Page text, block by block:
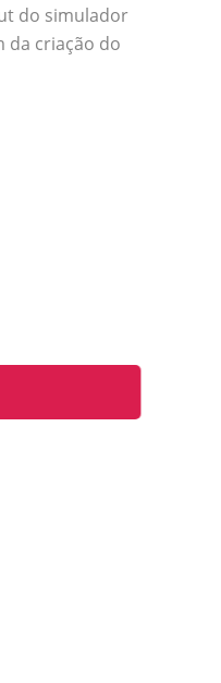
do simulador
da criação do